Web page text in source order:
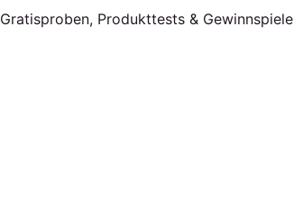
Gratisproben, Produkttests & Gewinnspiele